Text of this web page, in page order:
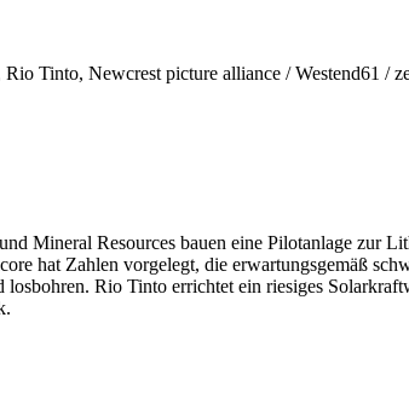
picture alliance / Westend61 /
Mineral Resources bauen eine Pilotanlage zur
hat Zahlen vorgelegt, die erwartungsgemäß
Rio Tinto errichtet ein riesiges